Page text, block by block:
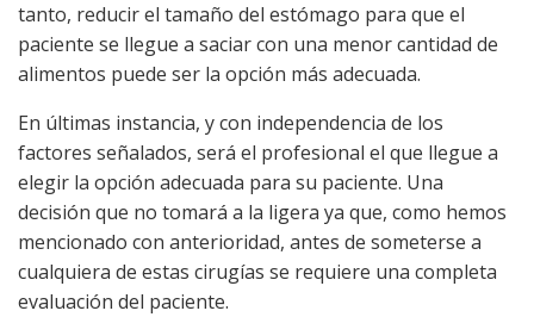
tanto, reducir el tamaño del estómago para que el
paciente se llegue a saciar con una menor cantidad de
alimentos puede ser la opción más adecuada.
En últimas instancia, y con independencia de los
factores señalados, será el profesional el que llegue a
elegir la opción adecuada para su paciente. Una
decisión que no tomará a la ligera ya que, como hemos
mencionado con anterioridad, antes de someterse a
cualquiera de estas cirugías se requiere una completa
evaluación del paciente.